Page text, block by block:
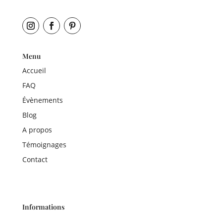
Menu
Accueil
FAQ
Évènements
Blog
A propos
Témoignages
Contact
Informations